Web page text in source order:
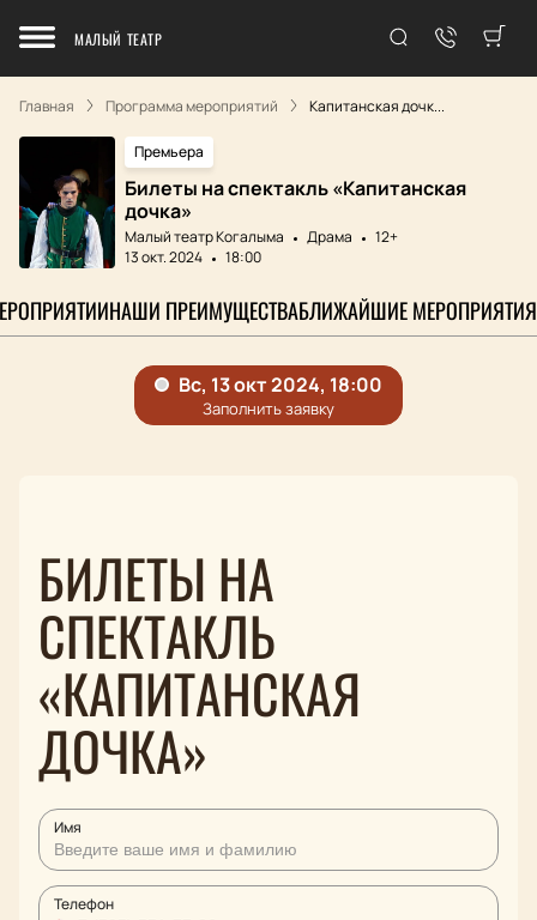
МАЛЫЙ ТЕАТР
Главная Программа мероприятий Капитанская дочк...
Премьера
Билеты на спектакль «Капитанская
дочка»
Малый театр Когалыма Драма
12+
13 окт. 2024
18:00
НАШИ ПРЕИМУЩЕСТВАБЛИЖАЙШИЕ МЕРОПРИЯТИЯ
БИЛЕТЫ НА
СПЕКТАКЛЬ
«КАПИТАНСКАЯ
ДОЧКА»
Имя
Телефон